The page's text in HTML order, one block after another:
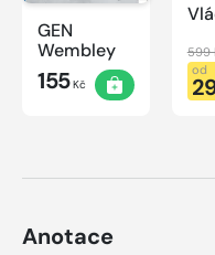
GEN
Wembley
155Kč
599
od
Anotace